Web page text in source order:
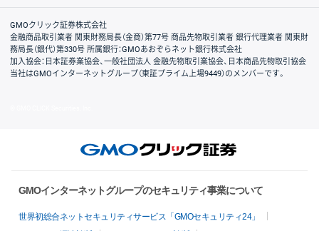
取引規程・約款
サイトマップ
その他のご案内
個人情報保護方針
最良執行方針
サイトのご利用について
ディスクレイマー
信託保全
リスク説明
会社案内
GMOクリック証券株式会社
金融商品取引業者 関東財務局長（金商）第77号 商品先物取引業者 銀行代理業者 関東財
務局長（銀代）第330号 所属銀行：GMOあおぞらネット銀行株式会社
加入協会：日本証券業協会、一般社団法人 金融先物取引業協会、日本商品先物取引協会
当社はGMOインターネットグループ（東証プライム上場9449）のメンバーです。
GMOインターネットグループのセキュリティ事業について
世界初総合ネットセキュリティサービス「GMOセキュリティ24」